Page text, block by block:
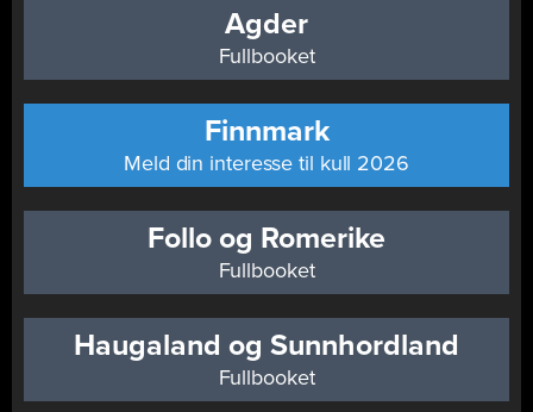
Agder
Fullbooket
Finnmark
Meld din interesse til kull 2026
Follo og Romerike
Fullbooket
Haugaland og Sunnhordland
Fullbooket